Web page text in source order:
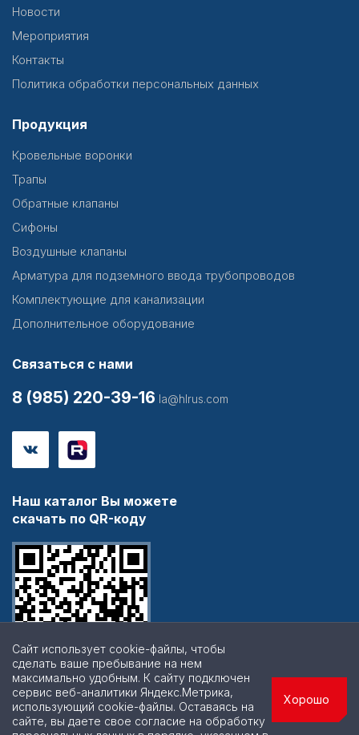
Новости
Мероприятия
Контакты
Политика обработки персональных данных
Продукция
Кровельные воронки
Трапы
Обратные клапаны
Сифоны
Воздушные клапаны
Арматура для подземного ввода трубопроводов
Комплектующие для канализации
Дополнительное оборудование
Связаться с нами
8 (985) 220-39-16 la@hlrus.com
Наш каталог Вы можете
скачать по QR-коду
Сайт использует cookie-файлы, чтобы
сделать ваше пребывание на нем
максимально удобным. К cайту подключен
сервис веб-аналитики Яндекс.Метрика,
использующий cookie-файлы. Оставаясь на
сайте, вы даете свое согласие на обработку
Хорошо